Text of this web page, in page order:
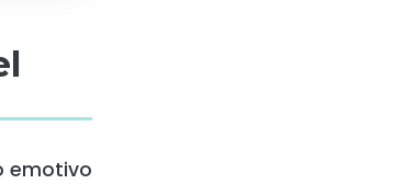
emotivo